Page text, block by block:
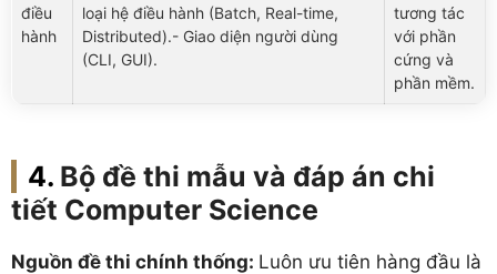
điều
hành
loại hệ điều hành (Batch, Real-time,
Distributed).- Giao diện người dùng
(CLI, GUI).
tương tác
với phần
cứng và
phần mềm.
Bộ đề thi mẫu và đáp án chi
tiết Computer Science
Nguồn đề thi chính thống: Luôn ưu tiên hàng đầu là